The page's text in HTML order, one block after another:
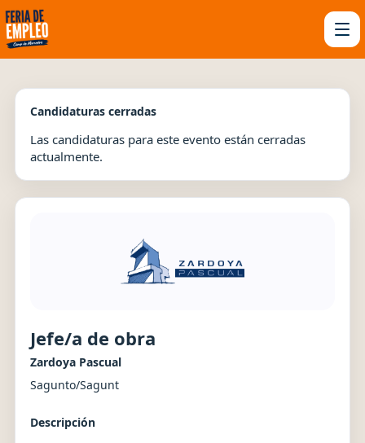
Candidaturas cerradas
Las candidaturas para este evento están cerradas
actualmente.
Jefe/a de obra
Zardoya Pascual
Sagunto/Sagunt
Descripción